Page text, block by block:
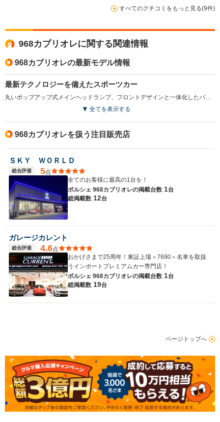
すべてのクチコミをもっと見る(9件)
968カブリオレに関する関連情報
968カブリオレの最新モデル情報
最新テクノロジーを備えたスポーツカー
丸いポップアップ式メインヘッドランプ、フロントデザインと一体化したバンパー、カーブしたフェンダーの流線的フォームなど、ポルシェのアイデンティティを典型的に受け継いだデザインが特徴。エンジンは3Lの直4DOHCで176kwを発揮する。ミッションは6MTまたはティプトロニック。前席左右にエアバックを装備、ABSも標準装備とし、安全性も水準の高さを誇っている。(1994.10)
全てを表示する
968カブリオレを扱う注目販売店
ＳＫＹ ＷＯＲＬＤ
総合評価 5点
全てのお客様に最高の1台を！
ポルシェ 968カブリオレの掲載台数 1台
総掲載数 12台
ガレージカレント
総合評価 4.6点
おかげさまで25周年！東証上場＜7690＞名車を取扱
うインポートプレミアムカー専門店！
ポルシェ 968カブリオレの掲載台数 1台
総掲載数 19台
ページトップへ